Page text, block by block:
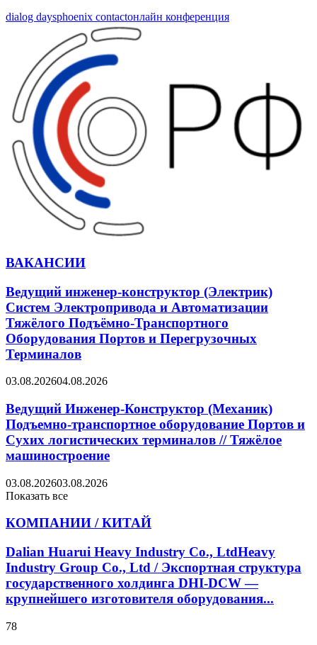
dialog daysphoenix contactонлайн конференция
ВАКАНСИИ
Ведущий инженер-конструктор (Электрик)
Систем Электропривода и Автоматизации
Тяжёлого Подъёмно-Транспортного
Оборудования Портов и Перегрузочных
Терминалов
03.08.202604.08.2026
Ведущий Инженер-Конструктор (Механик)
Подъемно-транспортное оборудование Портов и
Сухих логистических терминалов // Тяжёлое
машиностроение
03.08.202603.08.2026
Показать все
КОМПАНИИ / КИТАЙ
Dalian Huarui Heavy Industry Co., LtdHeavy
Industry Group Co., Ltd / Экспортная структура
государственного холдинга DHI-DCW —
крупнейшего изготовителя оборудования...
78